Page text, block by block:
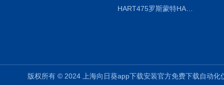
HART475罗斯蒙特HART475手操器
版权所有 © 2024 上海向日葵app下载安装官方免费下载自